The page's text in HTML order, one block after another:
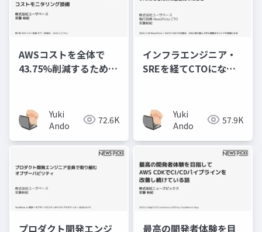
AWSコストを全体で
43.75%削減するための
Yuki
Ando
72.6K
インフラエンジニア・
SREを経てCTOになる
Yuki
Ando
57.9K
プロダクト開発エンジ
最高の開発者体験を目